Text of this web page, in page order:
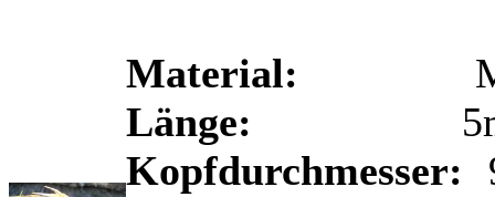
Material:
Länge:
Kopfdurchmesser: